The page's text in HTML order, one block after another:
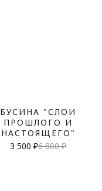
БУСИНА "СЛОИ
ПРОШЛОГО И
НАСТОЯЩЕГО"
3 500 ₽6 800 ₽